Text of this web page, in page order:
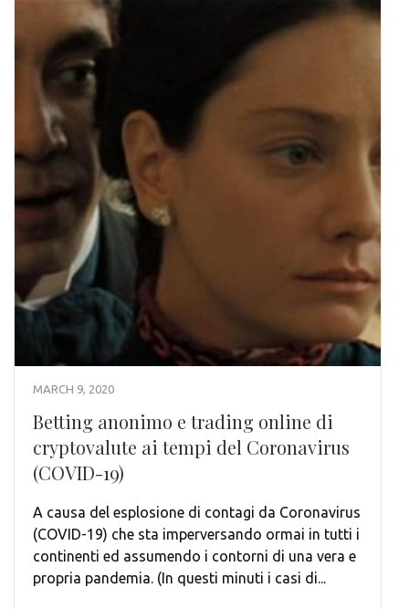
MARCH 9, 2020
Betting anonimo e trading online di
cryptovalute ai tempi del Coronavirus
(COVID-19)
A causa del esplosione di contagi da Coronavirus
(COVID-19) che sta imperversando ormai in tutti i
continenti ed assumendo i contorni di una vera e
propria pandemia. (In questi minuti i casi di...